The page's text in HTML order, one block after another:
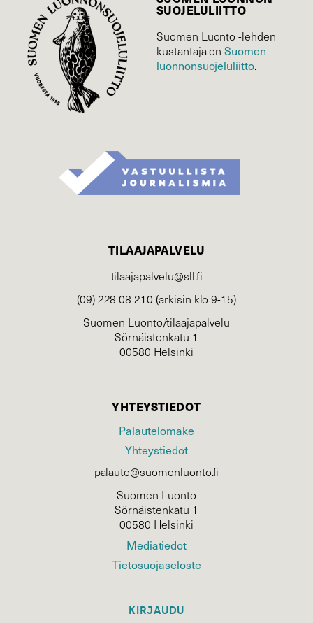
SUOJELU­LIITTO
Suomen Luonto -lehden
kustantaja onSuomen
luonnonsuojelu­liitto.
TILAAJAPALVELU
tilaajapalvelu@sll.fi
(09) 228 08 210 (arkisin klo 9-15)
Suomen Luonto/tilaajapalvelu
Sörnäistenkatu 1
00580 Helsinki
YHTEYSTIEDOT
Palautelomake
Yhteystiedot
palaute@suomenluonto.fi
Suomen Luonto
Sörnäistenkatu 1
00580 Helsinki
Mediatiedot
Tietosuojaseloste
KIRJAUDU